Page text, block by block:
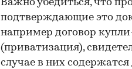
Важно убедиться, что
подтверждающие это
например договор
(приватизация),
случае в них